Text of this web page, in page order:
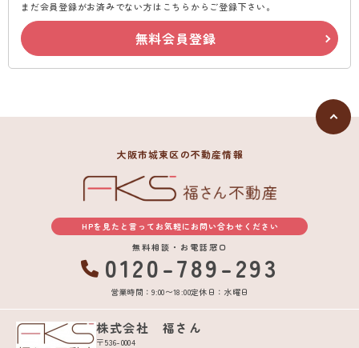
まだ会員登録がお済みでない方はこちらからご登録下さい。
無料会員登録
大阪市城東区の不動産情報
HPを見たと言ってお気軽にお問い合わせください
無料相談・お電話窓口
0120-789-293
営業時間：9:00〜18:00定休日：水曜日
株式会社 福さん
〒536-0004